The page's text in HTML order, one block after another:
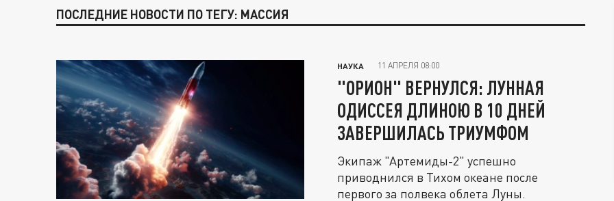
ПОСЛЕДНИЕ НОВОСТИ ПО ТЕГУ: МАССИЯ
НАУКА 11 АПРЕЛЯ 08:00
"ОРИОН" ВЕРНУЛСЯ: ЛУННАЯ
ОДИССЕЯ ДЛИНОЮ В 10 ДНЕЙ
ЗАВЕРШИЛАСЬ ТРИУМФОМ
Экипаж "Артемиды-2" успешно
приводнился в Тихом океане после
первого за полвека облета Луны.